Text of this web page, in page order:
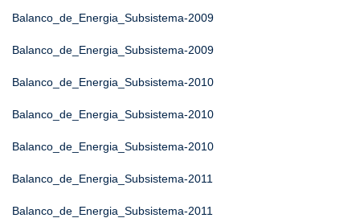
Balanco_de_Energia_Subsistema-2009
Balanco_de_Energia_Subsistema-2009
Balanco_de_Energia_Subsistema-2010
Balanco_de_Energia_Subsistema-2010
Balanco_de_Energia_Subsistema-2010
Balanco_de_Energia_Subsistema-2011
Balanco_de_Energia_Subsistema-2011